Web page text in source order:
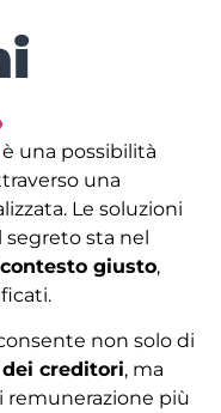
è una possibilità
una
Le soluzioni
sta nel
giusto,
non solo di
creditori, ma
remunerazione più